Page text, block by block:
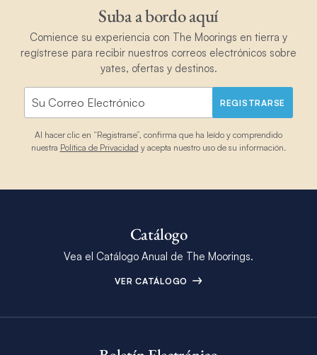
Suba a bordo aquí
Comience su experiencia con The Moorings en tierra y
regístrese para recibir nuestros correos electrónicos sobre
yates, ofertas y destinos.
REGISTRARSE
Al hacer clic en “Registrarse”, confirma que ha leído y comprendido
nuestra Política de Privacidad y acepta nuestro uso de su información.
Catálogo
Vea el Catálogo Anual de The Moorings.
VER CATÁLOGO